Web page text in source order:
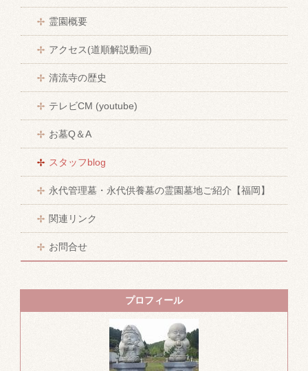
霊園概要
アクセス(道順解説動画)
清流寺の歴史
テレビCM (youtube)
お墓Q＆A
スタッフblog
永代管理墓・永代供養墓の霊園墓地ご紹介【福岡】
関連リンク
お問合せ
プロフィール